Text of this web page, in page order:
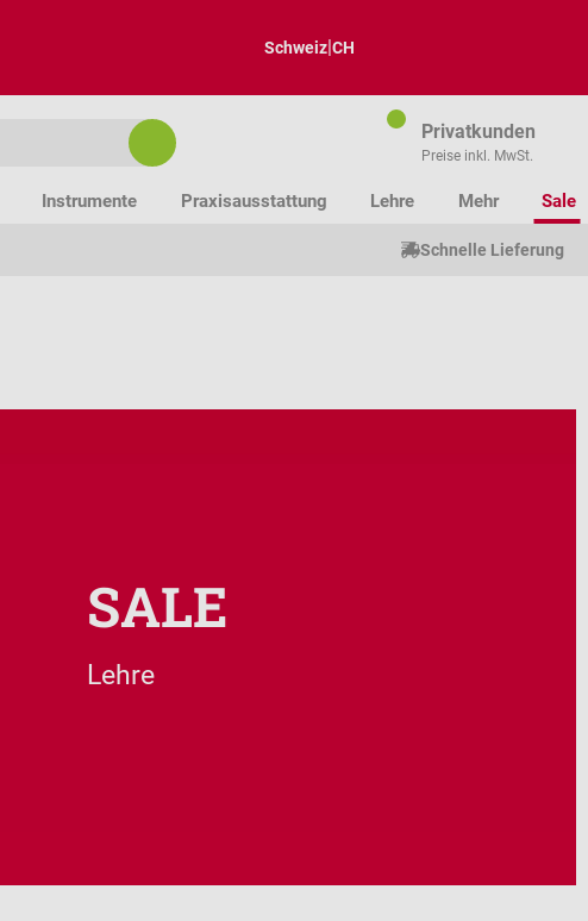
Schweiz|CH
Privatkunden
Preise inkl. MwSt.
Instrumente Praxisausstattung Lehre Mehr Sale
Schnelle Lieferung
SALE
Lehre